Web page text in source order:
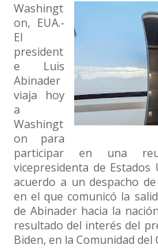
Washingt
on, EUA.-
El
president
e Luis
Abinader
viaja hoy
a
Washingt
on para
participar en una
vicepresidenta de Estados
acuerdo a un despacho
en el que comunicó la
de Abinader hacia la
resultado del interés del
Biden, en la Comunidad del